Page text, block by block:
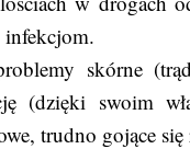
infekcjom.
skórne
(dzięki swoim
trudno gojące się